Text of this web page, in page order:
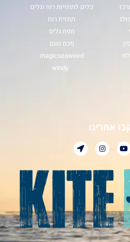
כלים לתחזיות רוח וגלים
תחזית רוח
מפת גלים
מכמ גשם
magicseaweed
windy
אחרינו